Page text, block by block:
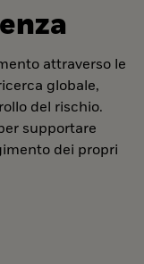
attraverso le
globale,
del rischio.
supportare
dei propri